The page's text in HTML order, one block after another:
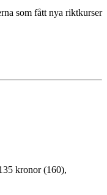
som fått nya riktkurser
kronor (160),